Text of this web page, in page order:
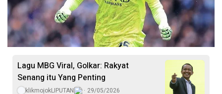
Lagu MBG Viral, Golkar: Rakyat
Senang itu Yang Penting
klikmojokLIPUTAN 29/05/2026